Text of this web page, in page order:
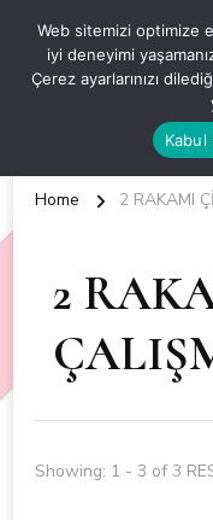
OKUL
EN YENİ VE ÖZGÜN
Home 2 RAKAMI
2
Showing: 1 - 3 of 3
Web sitemizi optimize
iyi deneyimi
Çerez ayarlarınızı
Kabul